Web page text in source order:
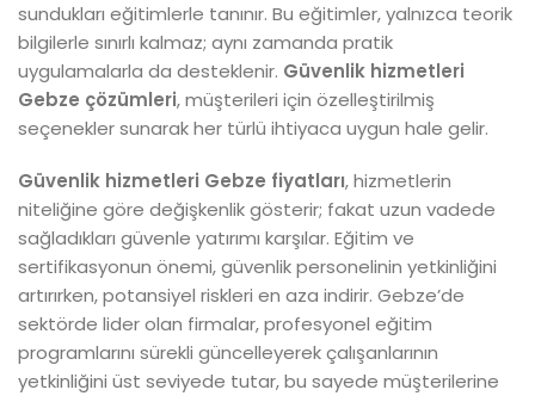
sundukları eğitimlerle tanınır. Bu eğitimler, yalnızca teorik
bilgilerle sınırlı kalmaz; aynı zamanda pratik
uygulamalarla da desteklenir. Güvenlik hizmetleri
Gebze çözümleri, müşterileri için özelleştirilmiş
seçenekler sunarak her türlü ihtiyaca uygun hale gelir.
Güvenlik hizmetleri Gebze fiyatları, hizmetlerin
niteliğine göre değişkenlik gösterir; fakat uzun vadede
sağladıkları güvenle yatırımı karşılar. Eğitim ve
sertifikasyonun önemi, güvenlik personelinin yetkinliğini
artırırken, potansiyel riskleri en aza indirir. Gebze’de
sektörde lider olan firmalar, profesyonel eğitim
programlarını sürekli güncelleyerek çalışanlarının
yetkinliğini üst seviyede tutar, bu sayede müşterilerine